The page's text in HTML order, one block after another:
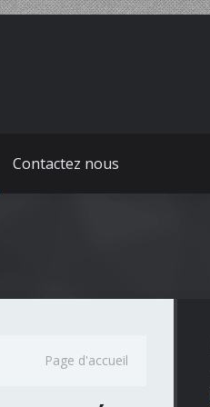
Contactez nous
Page d'accueil